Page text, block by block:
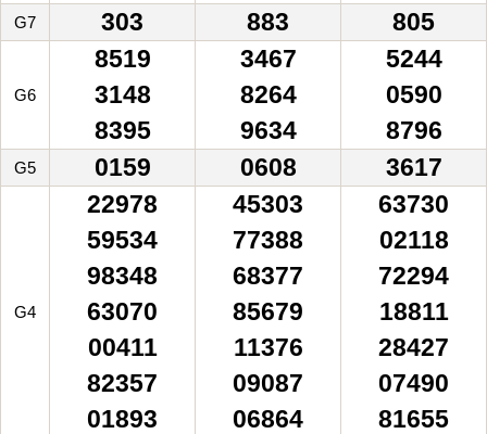
G7 303 883 805
G6
8519
3148
8395
3467
8264
9634
5244
0590
8796
G5 0159 0608 3617
G4
22978
59534
98348
63070
00411
82357
01893
45303
77388
68377
85679
11376
09087
06864
63730
02118
72294
18811
28427
07490
81655